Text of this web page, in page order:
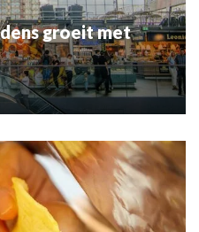
groeit met